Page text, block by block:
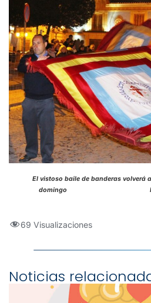
El vistoso baile de banderas volverá
domingo Foto:
69 Visualizaciones
Noticias